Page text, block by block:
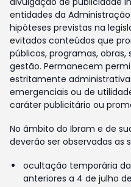
entidades da
hipóteses previstas na
evitados conteúdos que
públicos, programas,
gestão. Permanecem
estritamente
emergenciais ou de
caráter publicitário ou
No âmbito do Ibram e de
deverão ser observadas as
ocultação temporária
anteriores a 4 de julho